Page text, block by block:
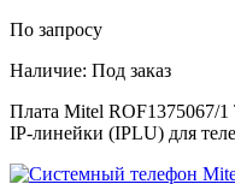
По запросу
Наличие: Под заказ
Плата Мitеl ROF1375067/1
IP-линейки (IPLU) для